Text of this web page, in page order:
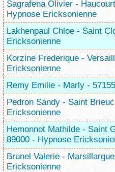
Sagrafena Olivier -
Hypnose Ericksonienne
Lakhenpaul Chloe - Saint
Ericksonienne
Korzine Frederique -
Ericksonienne
Remy Emilie - Marly -
Pedron Sandy - Saint
Ericksonienne
Hemonnot Mathilde - Saint
89000 - Hypnose
Brunel Valerie -
Ericksonienne